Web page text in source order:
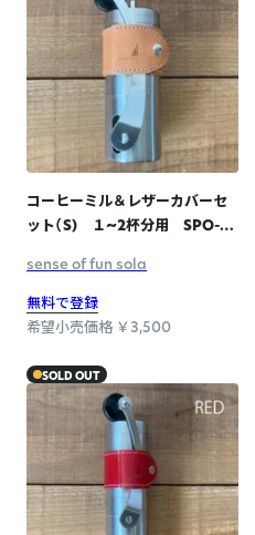
コーヒーミル＆レザーカバーセ
ット（S) １~2杯分用 SPO-
sense of fun sola
無料で登録
希望小売価格 ￥3,500
SOLD OUT